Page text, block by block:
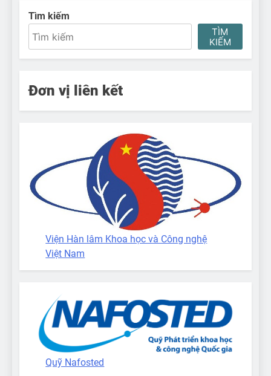
Tìm kiếm
TÌM
KIẾM
Đơn vị liên kết
Viện Hàn lâm Khoa học và Công nghệ
Việt Nam
Quỹ Nafosted